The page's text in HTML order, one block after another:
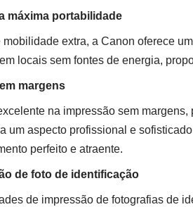
máxima portabilidade
mobilidade extra, a Canon oferece
locais sem fontes de energia,
margens
na impressão sem
um aspecto profissional e
perfeito e atraente.
de foto de identificação
de impressão de fotografias de